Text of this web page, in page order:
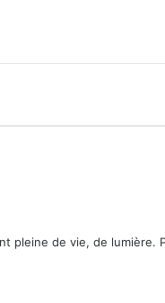
pleine de vie, de